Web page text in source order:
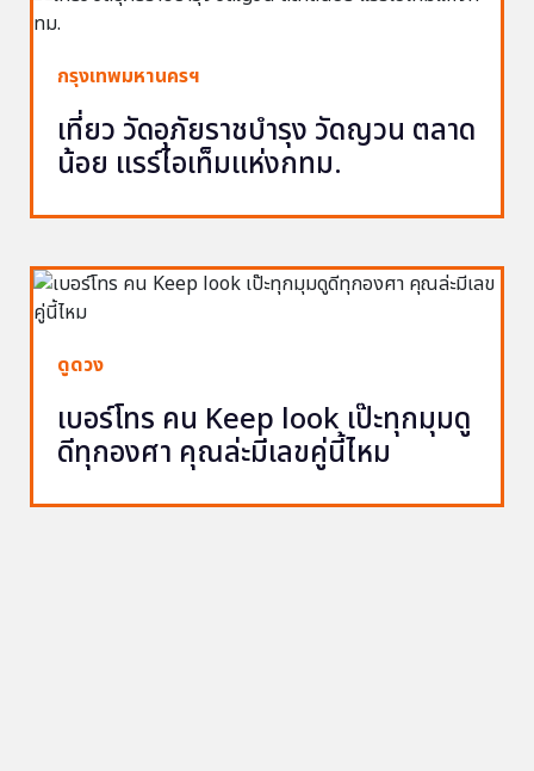
กรุงเทพมหานครฯ
เที่ยว วัดอุภัยราชบำรุง วัดญวน ตลาด
น้อย แรร์ไอเท็มแห่งกทม.
ดูดวง
เบอร์โทร คน Keep look เป๊ะทุกมุมดู
ดีทุกองศา คุณล่ะมีเลขคู่นี้ไหม